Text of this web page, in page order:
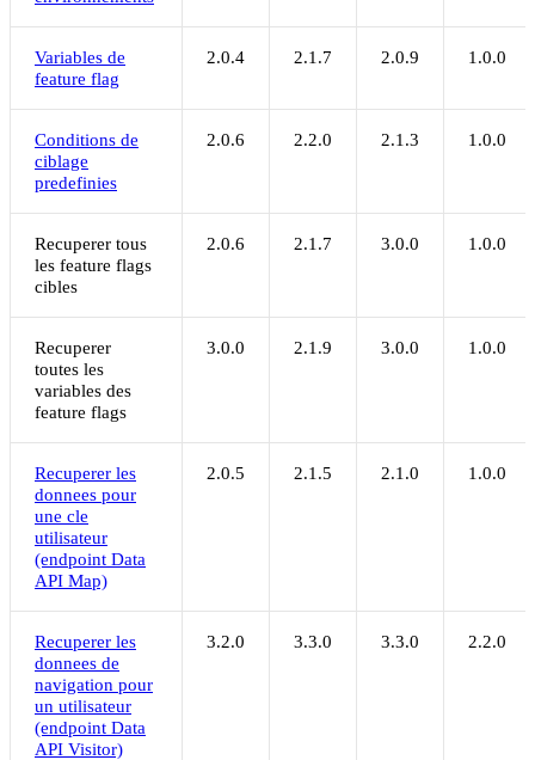
Variables de
feature flag
2.0.4 2.1.7 2.0.9 1.0.0
Conditions de
ciblage
predefinies
2.0.6 2.2.0 2.1.3 1.0.0
Recuperer tous
les feature flags
cibles
2.0.6 2.1.7 3.0.0 1.0.0
Recuperer
toutes les
variables des
feature flags
3.0.0 2.1.9 3.0.0 1.0.0
Recuperer les
donnees pour
une cle
utilisateur
(endpoint Data
API Map)
2.0.5 2.1.5 2.1.0 1.0.0
Recuperer les
donnees de
navigation pour
un utilisateur
(endpoint Data
API Visitor)
3.2.0 3.3.0 3.3.0 2.2.0